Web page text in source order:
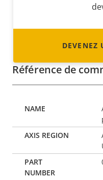
DEVENEZ
Référence de